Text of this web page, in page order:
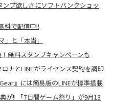
プ欲しさにソフトバンクショッ
料で配信中!!
」と「本当」
無料スタンプキャンペーンも
ナとLINEがライセンス契約を調印
』には簡易版のLINEが標準搭載
が!! 「7日間ゲーム祭り」が9月13